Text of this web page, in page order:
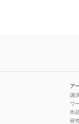
ア
講
ワ
作
研